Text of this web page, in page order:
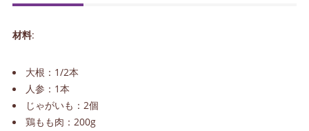
材料:
大根：1/2本
人参：1本
じゃがいも：2個
鶏もも肉：200g